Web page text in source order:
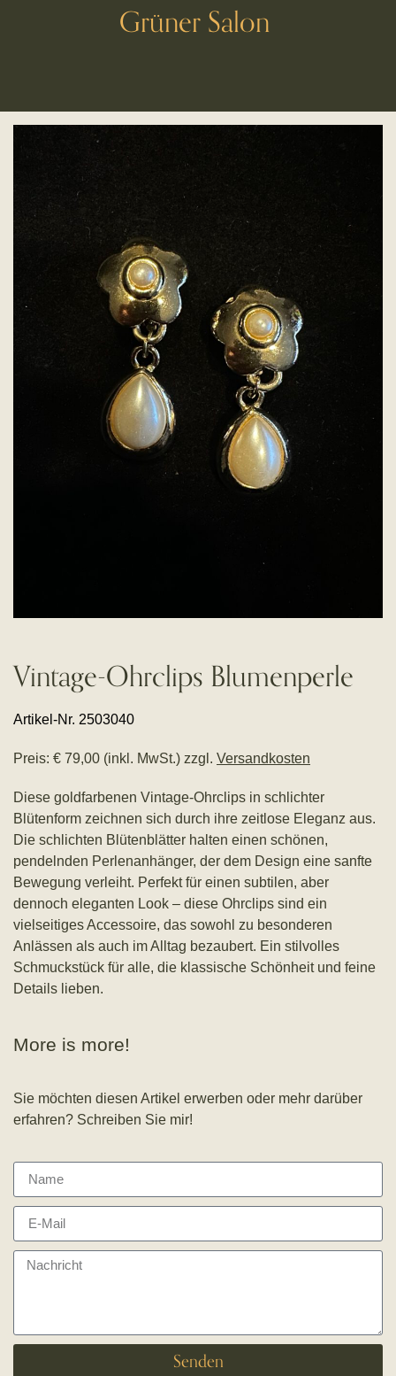
Grüner Salon
Vintage-Ohrclips Blumenperle
Artikel-Nr. 2503040
Preis: € 79,00 (inkl. MwSt.) zzgl. Versandkosten
Diese goldfarbenen Vintage-Ohrclips in schlichter
Blütenform zeichnen sich durch ihre zeitlose Eleganz aus.
Die schlichten Blütenblätter halten einen schönen,
pendelnden Perlenanhänger, der dem Design eine sanfte
Bewegung verleiht. Perfekt für einen subtilen, aber
dennoch eleganten Look – diese Ohrclips sind ein
vielseitiges Accessoire, das sowohl zu besonderen
Anlässen als auch im Alltag bezaubert. Ein stilvolles
Schmuckstück für alle, die klassische Schönheit und feine
Details lieben.
More is more!
Sie möchten diesen Artikel erwerben oder mehr darüber
erfahren? Schreiben Sie mir!
Senden